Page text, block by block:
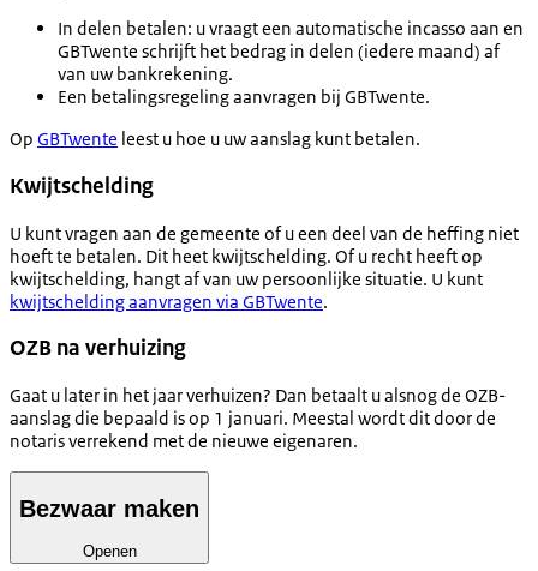
In delen betalen: u vraagt een automatische incasso aan en
GBTwente schrijft het bedrag in delen (iedere maand) af
van uw bankrekening.
Een betalingsregeling aanvragen bij GBTwente.
Op GBTwente leest u hoe u uw aanslag kunt betalen.
Kwijtschelding
U kunt vragen aan de gemeente of u een deel van de heffing niet
hoeft te betalen. Dit heet kwijtschelding. Of u recht heeft op
kwijtschelding, hangt af van uw persoonlijke situatie. U kunt
kwijtschelding aanvragen via GBTwente.
OZB na verhuizing
Gaat u later in het jaar verhuizen? Dan betaalt u alsnog de OZB-
aanslag die bepaald is op 1 januari. Meestal wordt dit door de
notaris verrekend met de nieuwe eigenaren.
Bezwaar maken
Openen